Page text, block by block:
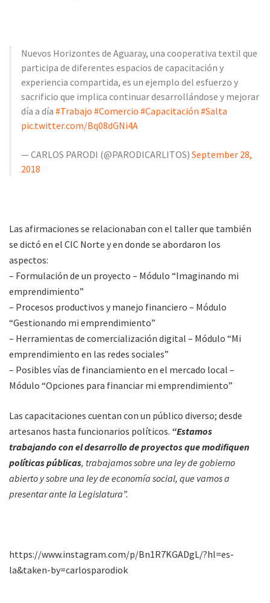
Nuevos Horizontes de Aguaray, una cooperativa textil que
participa de diferentes espacios de capacitación y
experiencia compartida, es un ejemplo del esfuerzo y
sacrificio que implica continuar desarrollándose y mejorar
día a día #Trabajo #Comercio #Capacitación #Salta
pic.twitter.com/Bq08dGNi4A
— CARLOS PARODI (@PARODICARLITOS) September 28,
2018
Las afirmaciones se relacionaban con el taller que también
se dictó en el CIC Norte y en donde se abordaron los
aspectos:
– Formulación de un proyecto – Módulo “Imaginando mi
emprendimiento”
– Procesos productivos y manejo financiero – Módulo
“Gestionando mi emprendimiento”
– Herramientas de comercialización digital – Módulo “Mi
emprendimiento en las redes sociales”
– Posibles vías de financiamiento en el mercado local –
Módulo “Opciones para financiar mi emprendimiento”
Las capacitaciones cuentan con un público diverso; desde
artesanos hasta funcionarios políticos. “Estamos
trabajando con el desarrollo de proyectos que modifiquen
políticas públicas, trabajamos sobre una ley de gobierno
abierto y sobre una ley de economía social, que vamos a
presentar ante la Legislatura”.
https://www.instagram.com/p/Bn1R7KGADgL/?hl=es-
la&taken-by=carlosparodiok